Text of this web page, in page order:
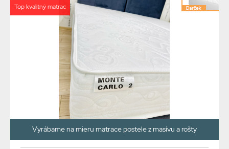
Top kvalitný matrac
Vyrábame na mieru matrace postele z masívu a rošty